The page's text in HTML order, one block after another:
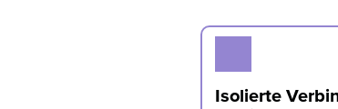
Isolierte